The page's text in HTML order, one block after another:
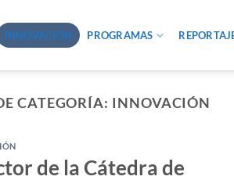
INNOVACIÓN PROGRAMAS
CATEGORÍA: INNOVACIÓN
de la Cátedra de